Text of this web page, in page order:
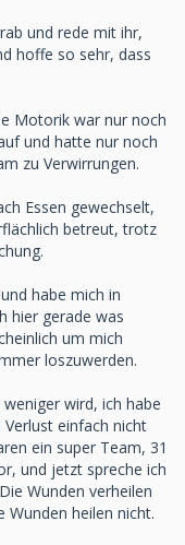
und rede mit ihr,
hoffe so sehr, dass
Motorik war nur noch
und hatte nur noch
zu Verwirrungen.
Essen gewechselt,
betreut, trotz
habe mich in
hier gerade was
um mich
loszuwerden.
wird, ich habe
einfach nicht
ein super Team, 31
und jetzt spreche ich
Wunden verheilen
Wunden heilen nicht.